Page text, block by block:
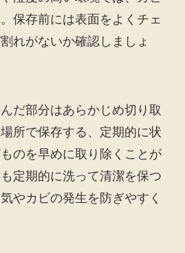
保存前には表面をよくチェ
れがないか確認しましょ
だ部分はあらかじめ切り取
所で保存する、定期的に状
のを早めに取り除くことが
定期的に洗って清潔を保つ
やカビの発生を防ぎやすく